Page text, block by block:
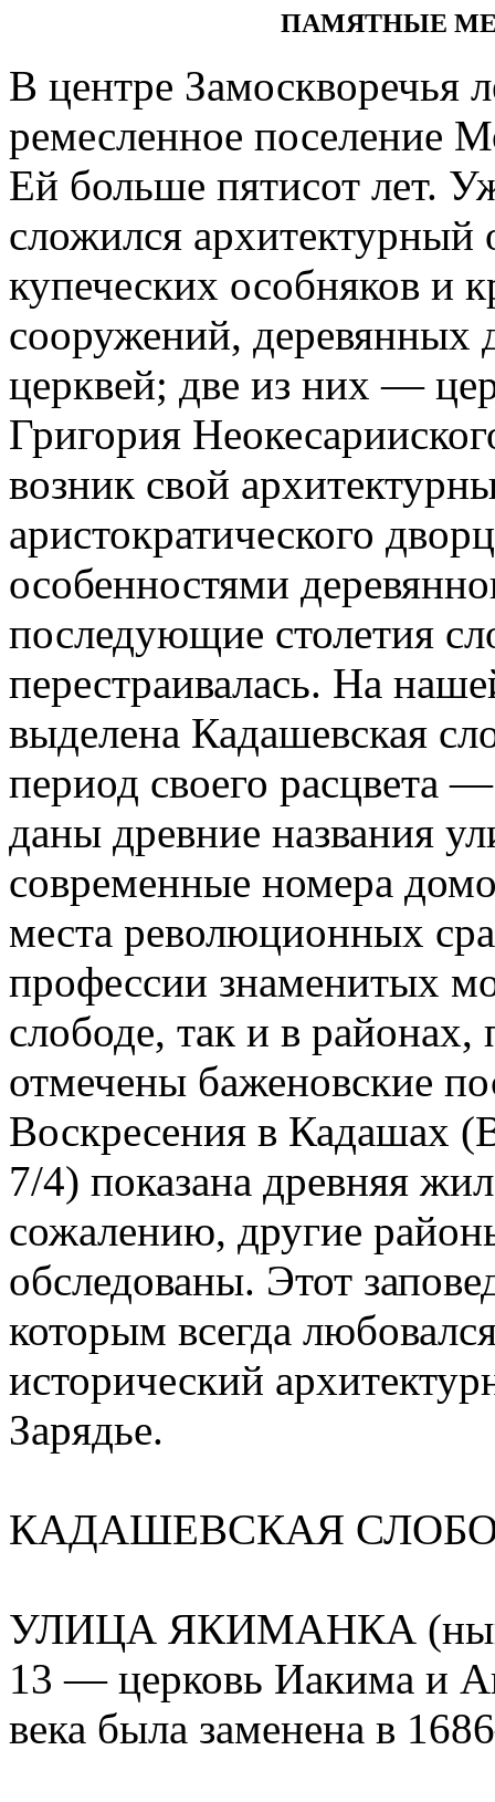
ПАМЯТНЫЕ
В центре Замоскворечья
ремесленное поселение
Ей больше пятисот лет.
сложился
купеческих особняков
сооружений, деревянных
церквей; две из них —
Григория
возник свой
аристократического
особенностями
последующие столетия
перестраивалась. На
выделена Кадашевская
период своего расцвета
даны древние названия
современные номера
места революционных
профессии знаменитых
слободе, так и в
отмечены баженовские
Воскресения в Кадашах
7/4) показана древняя
сожалению, другие
обследованы. Этот
которым всегда
исторический
Зарядье.
КАДАШЕВСКАЯ
УЛИЦА ЯКИМАНКА
13 — церковь Иакима и
века была заменена в